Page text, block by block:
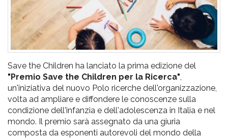
Save the Children ha lanciato la prima edizione del
"Premio Save the Children per la Ricerca"
un'iniziativa del nuovo Polo ricerche dell'organizzazione,
volta ad ampliare e diffondere le conoscenze sulla
condizione dell'infanzia e dell'adolescenza in Italia e nel
mondo. Il premio sarà assegnato da una giuria
composta da esponenti autorevoli del mondo della